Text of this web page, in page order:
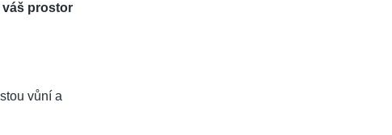
váš prostor
vůní a